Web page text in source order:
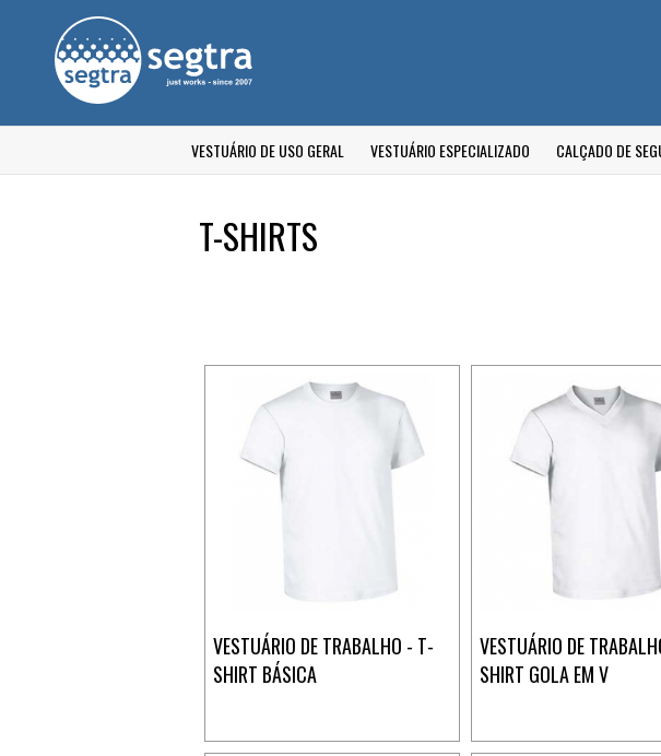
VESTUÁRIO DE USO GERAL VESTUÁRIO ESPECIALIZADO CALÇADO DE
T-SHIRTS
VESTUÁRIO DE TRABALHO - T-
SHIRT BÁSICA
VESTUÁRIO DE
SHIRT GOLA EM V